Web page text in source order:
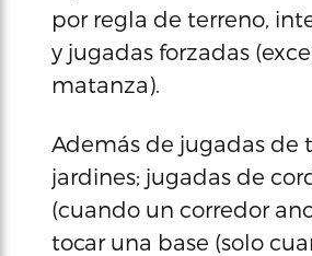
por regla de terreno,
y jugadas forzadas
matanza).
Además de jugadas de
jardines; jugadas de
(cuando un corredor
tocar una base (solo